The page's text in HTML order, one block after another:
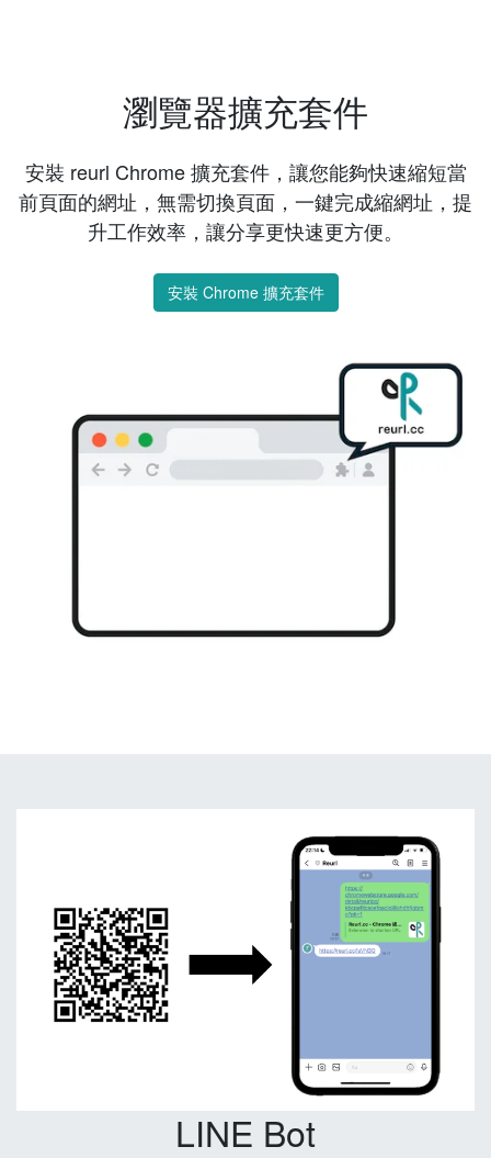
瀏覽器擴充套件
安裝 reurl Chrome 擴充套件，讓您能夠快速縮短當
前頁面的網址，無需切換頁面，一鍵完成縮網址，提
升工作效率，讓分享更快速更方便。
安裝 Chrome 擴充套件
LINE Bot